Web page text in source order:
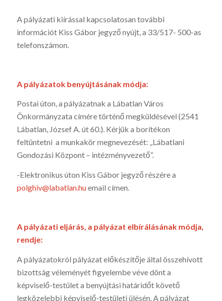
A pályázati kiírással kapcsolatosan további
információt Kiss Gábor jegyző nyújt, a 33/517- 500-as
telefonszámon.
A pályázatok benyújtásának módja:
Postai úton, a pályázatnak a Lábatlan Város
Önkormányzata címére történő megküldésével (2541
Lábatlan, József A. út 60.). Kérjük a borítékon
feltüntetni a munkakör megnevezését: „Lábatlani
Gondozási Központ – intézményvezető”.
-Elektronikus úton Kiss Gábor jegyző részére a
polghiv@labatlan.huemail címen.
A pályázati eljárás, a pályázat elbírálásának módja,
rendje:
A pályázatokról pályázat előkészítője által összehívott
bizottság véleményét figyelembe véve dönt a
képviselő-testület a benyújtási határidőt követő
legközelebbi képviselő-testületi ülésén. A pályázat